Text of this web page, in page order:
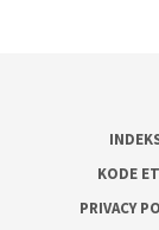
KODE
PRIVACY